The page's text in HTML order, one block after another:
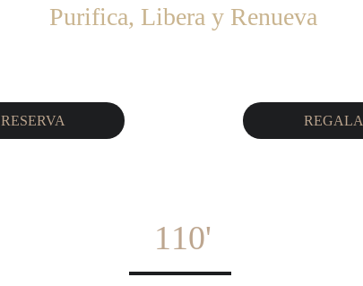
RESERVA REGALA
110'
Purifica, Libera y Renueva